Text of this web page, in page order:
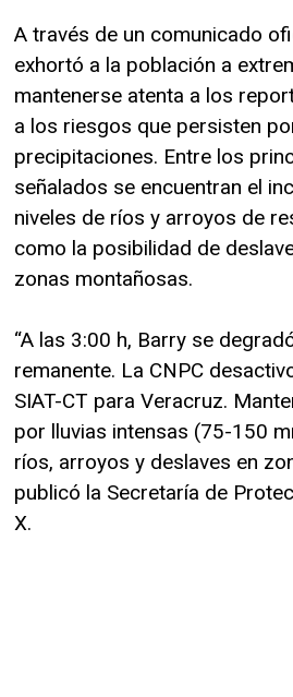
A través de un comunicado
exhortó a la población a
mantenerse atenta a los
a los riesgos que persisten
precipitaciones. Entre los
señalados se encuentran el
niveles de ríos y arroyos de
como la posibilidad de
zonas montañosas.
“A las 3:00 h, Barry se
remanente. La CNPC
SIAT-CT para Veracruz.
por lluvias intensas (75-150
ríos, arroyos y deslaves en
publicó la Secretaría de
X.